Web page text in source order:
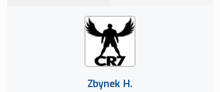
Zbynek H.